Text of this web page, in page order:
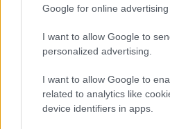
Google for online advertising
I want to allow Google to
personalized advertising.
I want to allow Google to
related to analytics like
device identifiers in apps.
Thiago Avila talán a
lehet ilyet mondani – a
közül. Avila februárban
terrorszervezet likvidált